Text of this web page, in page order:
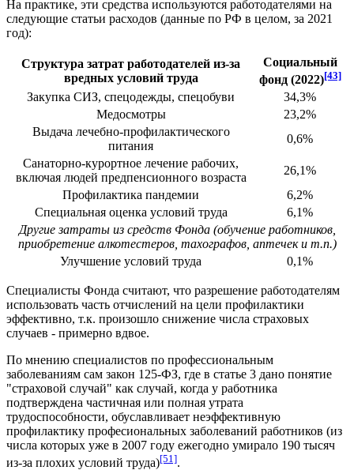
На практике, эти средства используются работодателями на
следующие статьи расходов (данные по РФ в целом, за 2021
год):
Структура затрат работодателей из-за
вредных условий труда
Социальный
фонд (2022)[43]
Закупка СИЗ, спецодежды, спецобуви
34,3%
Медосмотры
23,2%
Выдача лечебно-профилактического
питания
0,6%
Санаторно-курортное лечение рабочих,
включая людей предпенсионного возраста
26,1%
Профилактика пандемии
6,2%
Специальная оценка условий труда
6,1%
Другие затраты из средств Фонда (обучение работников,
приобретение алкотестеров, тахографов, аптечек и т.п.)
Улучшение условий труда
0,1%
Специалисты Фонда считают, что разрешение работодателям
использовать часть отчислений на цели профилактики
эффективно, т.к. произошло снижение числа страховых
случаев - примерно вдвое.
По мнению специалистов по профессиональным
заболеваниям сам закон 125-ФЗ, где в статье 3 дано понятие
"страховой случай" как случай, когда у работника
подтверждена частичная или полная утрата
трудоспособности, обуславливает неэффективную
профилактику професиональных заболеваний работников (из
числа которых уже в 2007 году ежегодно умирало 190 тысяч
из-за плохих условий труда)[51].